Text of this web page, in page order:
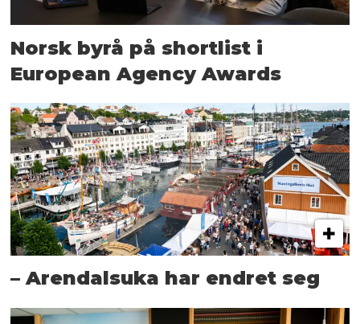
Norsk byrå på shortlist i
European Agency Awards
– Arendalsuka har endret seg